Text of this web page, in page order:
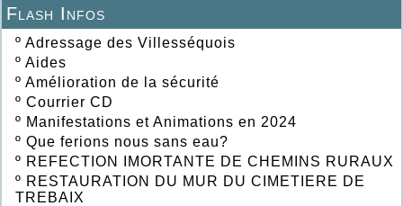
Flash Infos
º Adressage des Villesséquois
º Aides
º Amélioration de la sécurité
º Courrier CD
º Manifestations et Animations en 2024
º Que ferions nous sans eau?
º REFECTION IMORTANTE DE CHEMINS RURAUX
º RESTAURATION DU MUR DU CIMETIERE DE
TREBAIX